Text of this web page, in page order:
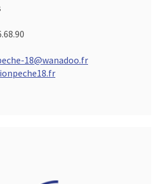
18@wanadoo.fr